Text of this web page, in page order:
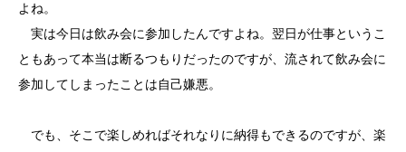
よね。
実は今日は飲み会に参加したんですよね。翌日が仕事というこ
ともあって本当は断るつもりだったのですが、流されて飲み会に
参加してしまったことは自己嫌悪。
でも、そこで楽しめればそれなりに納得もできるのですが、楽